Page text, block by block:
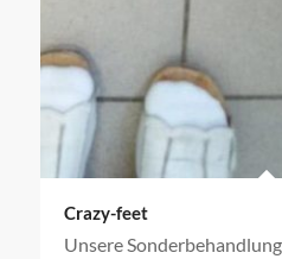
Crazy-feet
Unsere